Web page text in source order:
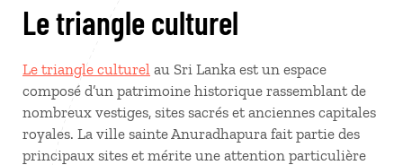
Le triangle culturel
Le triangle culturel au Sri Lanka est un espace
composé d’un patrimoine historique rassemblant de
nombreux vestiges, sites sacrés et anciennes capitales
royales. La ville sainte Anuradhapura fait partie des
principaux sites et mérite une attention particulière